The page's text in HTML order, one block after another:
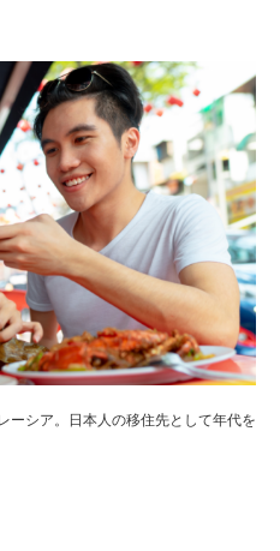
ーシア。日本人の移住先として年代を